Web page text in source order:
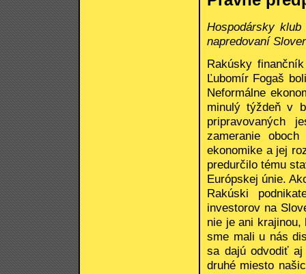
Hospodársky
napredovaní
Rakúsky
Ľubomír Fogaš
Neformálne
minulý týždeň v
pripravovaných
zameranie
ekonomike a jej
predurčilo tému
Európskej únie.
Rakúski
investorov na
nie je ani krajinou,
sme mali u nás
sa dajú odvodiť aj
druhé miesto